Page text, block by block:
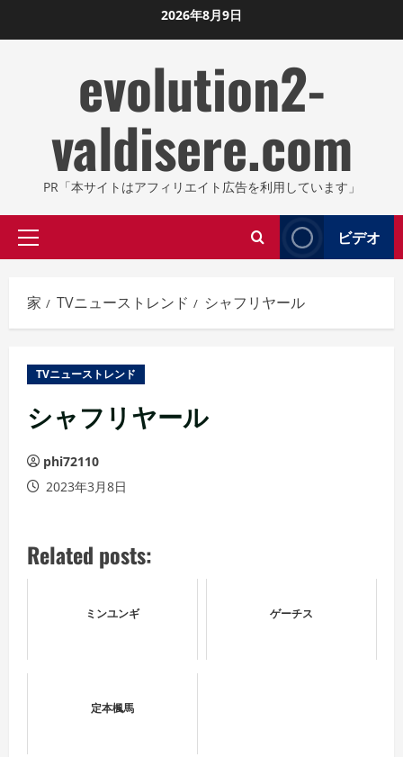
ン
2026年8月9日
evolution2-
valdisere.com
PR「本サイトはアフィリエイト広告を利用しています」
プ
イ
マ
ニ
ュ
ー
ビデオ
家 TVニューストレンド シャフリヤール
TVニューストレンド
シャフリヤール
phi72110
2023年3月8日
Related posts:
ミンユンギ ゲーチス
定本楓馬